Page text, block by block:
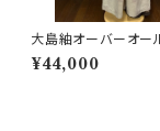
大島紬オーバーオー
291653
¥44,000